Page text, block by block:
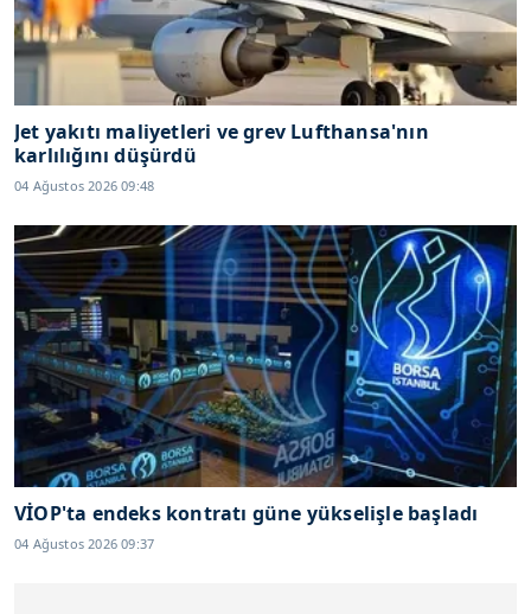
Jet yakıtı maliyetleri ve grev Lufthansa'nın
karlılığını düşürdü
04 Ağustos 2026 09:48
VİOP'ta endeks kontratı güne yükselişle başladı
04 Ağustos 2026 09:37